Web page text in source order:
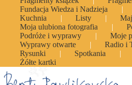
Fundacja Wiedza i Nadzieja
Kuchnia
Listy
Moja ulubiona fotografia
Podróże i wyprawy
Moje
Wyprawy otwarte
Radio i
Rysunki
Spotkania
Żółte kartki